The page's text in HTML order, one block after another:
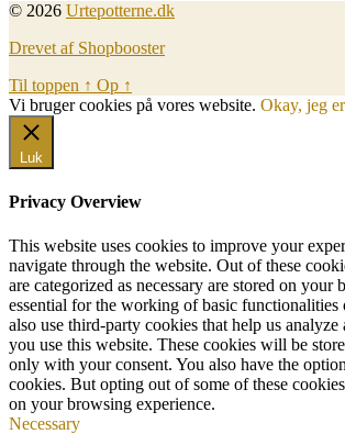
© 2026 Urtepotterne.dk
Drevet af Shopbooster
Til toppen ↑ Op ↑
Vi bruger cookies på vores website. Okay, jeg
Luk
Privacy Overview
This website uses cookies to improve your
navigate through the website. Out of these
are categorized as necessary are stored on your
essential for the working of basic functionalities
also use third-party cookies that help us
you use this website. These cookies will be
only with your consent. You also have the
cookies. But opting out of some of these
on your browsing experience.
Necessary